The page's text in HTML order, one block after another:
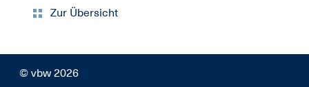
Zur Übersicht
© vbw 2026